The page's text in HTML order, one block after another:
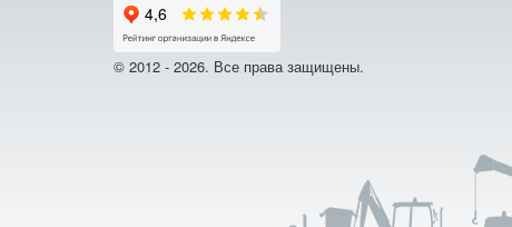
© 2012 - 2026. Все права защищены.